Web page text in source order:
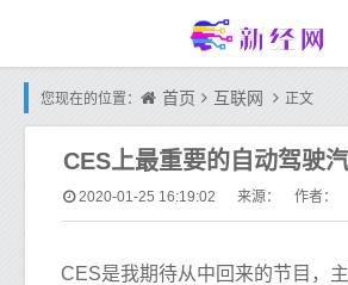
您现在的位置： 首页 互联网 正文
CES上最重要的自动驾驶
2020-01-25 16:19:02 来源： 作者：
CES是我期待从中回来的节目，